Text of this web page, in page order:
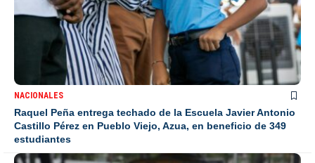
NACIONALES
Raquel Peña entrega techado de la Escuela Javier Antonio
Castillo Pérez en Pueblo Viejo, Azua, en beneficio de 349
estudiantes